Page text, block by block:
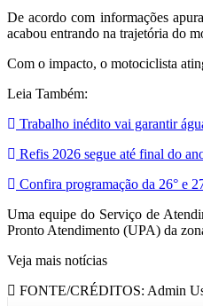
De acordo com informações
acabou entrando na trajetória do
Com o impacto, o motociclista
Leia Também:
Trabalho inédito vai garantir
Refis 2026 segue até final do
Confira programação da 26° e
Uma equipe do Serviço de
Pronto Atendimento (UPA) da
Veja mais notícias
FONTE/CRÉDITOS: Admin